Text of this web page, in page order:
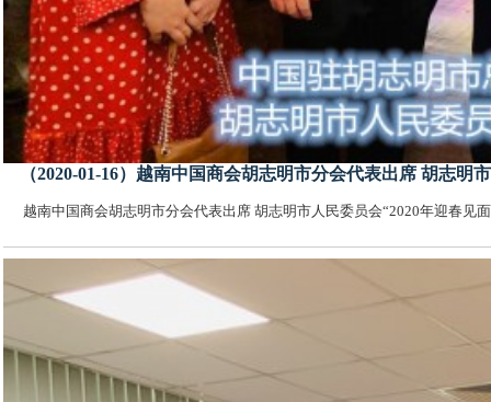
（2020-01-16）越南中国商会胡志明市分会代表出席 胡志明
越南中国商会胡志明市分会代表出席 胡志明市人民委员会“2020年迎春见